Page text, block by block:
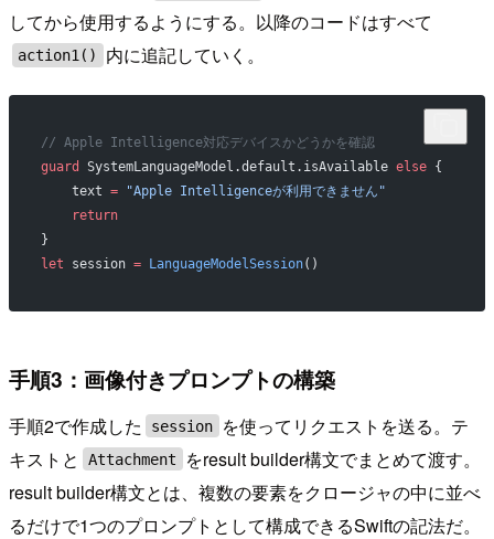
してから使用するようにする。以降のコードはすべて
action1() 内に追記していく。
// Apple Intelligence対応デバイスかどうかを確認
guard
SystemLanguageModel.default.isAvailable else {
    text
= "Apple Intelligenceが利用できません"
    return
}
let session = LanguageModelSession()
手順3：画像付きプロンプトの構築
手順2で作成した session
を使ってリクエストを送る。テ
キストと
Attachment
をresult builder構文でまとめて渡す。
result builder構文とは、複数の要素をクロージャの中に並べ
るだけで1つのプロンプトとして構成できるSwiftの記法だ。